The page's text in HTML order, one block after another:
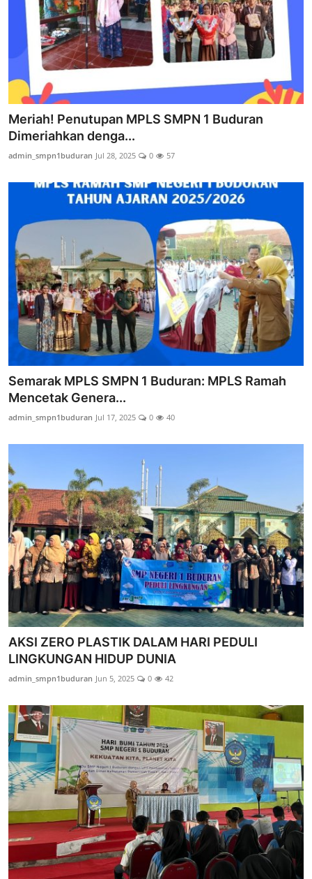
Meriah! Penutupan MPLS SMPN 1 Buduran
Dimeriahkan denga...
admin_smpn1buduran Jul 28, 2025 0 57
Semarak MPLS SMPN 1 Buduran: MPLS Ramah
Mencetak Genera...
admin_smpn1buduran Jul 17, 2025 0 40
AKSI ZERO PLASTIK DALAM HARI PEDULI
LINGKUNGAN HIDUP DUNIA
admin_smpn1buduran Jun 5, 2025 0 42